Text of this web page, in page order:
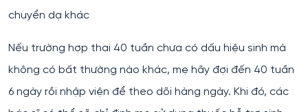
chuyển dạ khác
Nếu trường hợp thai 40 tuần chưa có dấu hiệu sinh mà
không có bất thường nào khác, mẹ hãy đợi đến 40 tuần
6 ngày rồi nhập viện để theo dõi hàng ngày. Khi đó, các